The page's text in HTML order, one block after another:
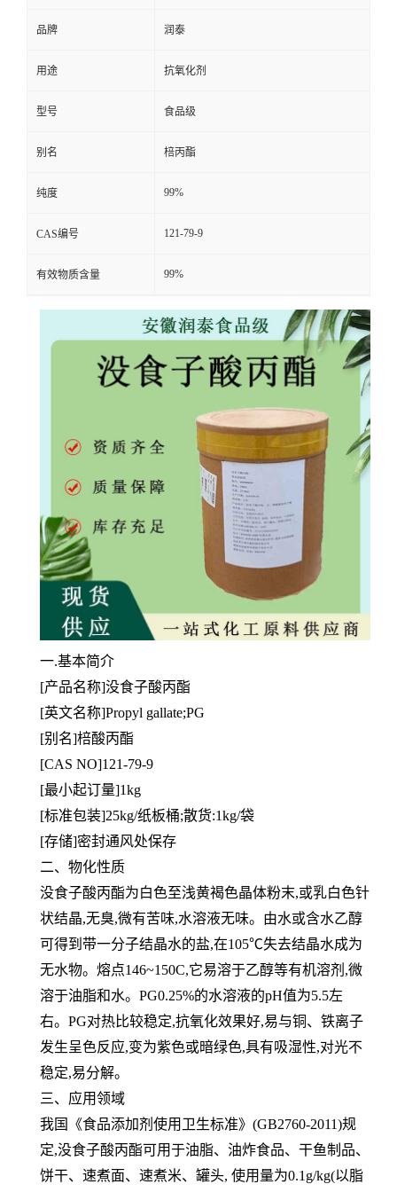
品牌 润泰
用途 抗氧化剂
型号 食品级
别名 棓丙酯
纯度 99%
CAS编号 121-79-9
有效物质含量 99%
一.基本简介
[产品名称]没食子酸丙酯
[英文名称]Propyl gallate;PG
[别名]棓酸丙酯
[CAS NO]121-79-9
[最小起订量]1kg
[标准包装]25kg/纸板桶;散货:1kg/袋
[存储]密封通风处保存
二、物化性质
没食子酸丙酯为白色至浅黄褐色晶体粉末,或乳白色针
状结晶,无臭,微有苦味,水溶液无味。由水或含水乙醇
可得到带一分子结晶水的盐,在105℃失去结晶水成为
无水物。熔点146~150C,它易溶于乙醇等有机溶剂,微
溶于油脂和水。PG0.25%的水溶液的pH值为5.5左
右。PG对热比较稳定,抗氧化效果好,易与铜、铁离子
发生呈色反应,变为紫色或暗绿色,具有吸湿性,对光不
稳定,易分解。
三、应用领域
我国《食品添加剂使用卫生标准》(GB2760-2011)规
定,没食子酸丙酯可用于油脂、油炸食品、干鱼制品、
饼干、速煮面、速煮米、罐头, 使用量为0.1g/kg(以脂